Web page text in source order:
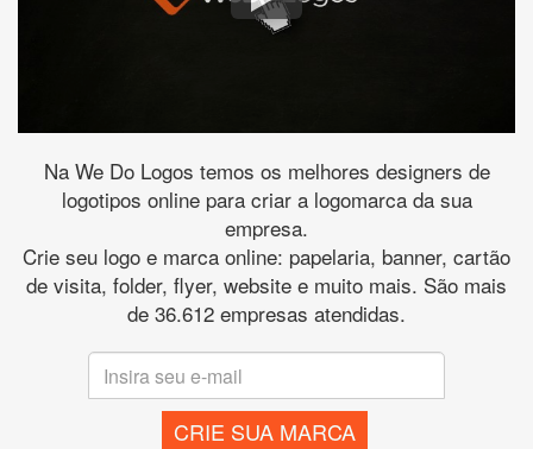
Na We Do Logos temos os melhores designers de
logotipos online para criar a logomarca da sua
empresa.
Crie seu logo e marca online: papelaria, banner, cartão
de visita, folder, flyer, website e muito mais. São mais
de 36.612 empresas atendidas.
CRIE SUA MARCA